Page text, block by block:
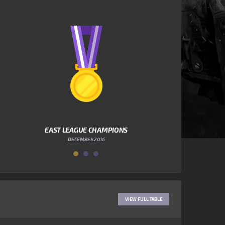
EAST LEAGUE CHAMPIONS
DECEMBER 2016
VIEW FULL TABLE